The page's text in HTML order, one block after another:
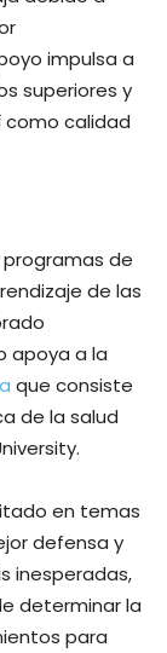
impulsa a
superiores y
como calidad
programas de
de las
apoya a la
que consiste
de la salud
en temas
defensa y
inesperadas,
determinar la
para